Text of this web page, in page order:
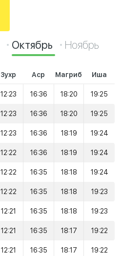
Октябрь Ноябрь
Зухр Аср Магриб Иша
12:23 16:36 18:20 19:25
12:23 16:36 18:20 19:25
12:23 16:36 18:19 19:24
12:22 16:36 18:19 19:24
12:22 16:35 18:18 19:24
12:22 16:35 18:18 19:23
12:21 16:35 18:18 19:23
12:21 16:35 18:17 19:22
12:21 16:35 18:17 19:22